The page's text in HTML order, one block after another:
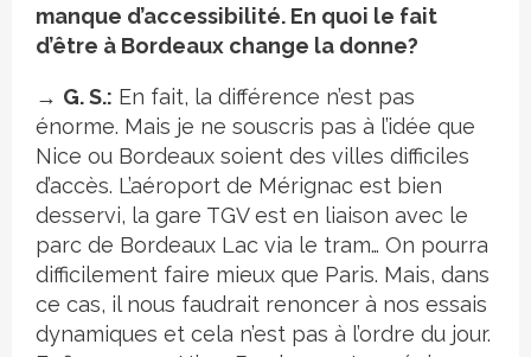
manque d’accessibilité. En quoi le fait
d’être à Bordeaux change la donne?
→ G. S.: En fait, la différence n’est pas
énorme. Mais je ne souscris pas à l’idée que
Nice ou Bordeaux soient des villes difficiles
d’accès. L’aéroport de Mérignac est bien
desservi, la gare TGV est en liaison avec le
parc de Bordeaux Lac via le tram… On pourra
difficilement faire mieux que Paris. Mais, dans
ce cas, il nous faudrait renoncer à nos essais
dynamiques et cela n’est pas à l’ordre du jour.